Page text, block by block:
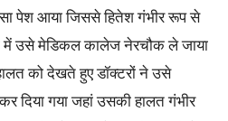
पेश आया जिससे हितेश गंभीर रूप से
में उसे मेडिकल कालेज नेरचौक ले जाया
को देखते हुए डॉक्टरों ने उसे
दिया गया जहां उसकी हालत गंभीर